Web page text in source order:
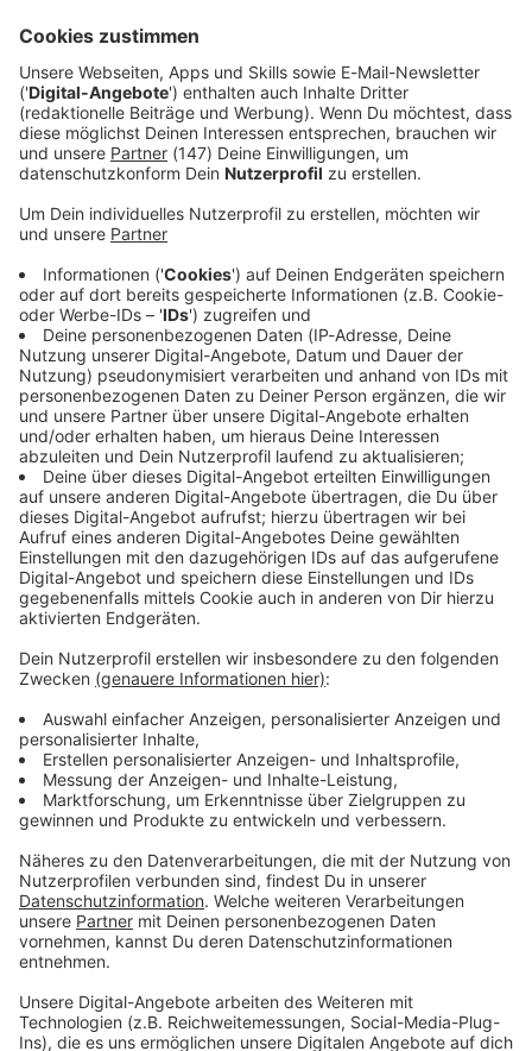
an FCK-Torwart Julian Krahl vorausgegangen war. Und
Kaiserslauterns Mika Haas eine Viertelstunde später nur
das Torgestänge trafen, blieb es am Ende beim
schmeichelhaften 1:0-Sieg für Kaiserslautern.
bleiben!
Verpass' nichts mehr - mit unserem kostenlosen
ANTENNE BAYERN Newsletter. Ob Nachrichten,
Lifestyle oder unsere neuesten Aktionen - wir
informieren dich.
Du möchtest uns etwas sagen?